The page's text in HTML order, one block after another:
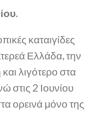
καταιγίδες
Ελλάδα, την
λιγότερο στα
στις 2 Ιουνίου
ορεινά μόνο της